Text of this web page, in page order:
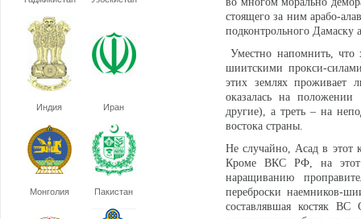
Индия Иран
Монголия Пакистан
стоящего за ним арабо-
подконтрольного Дамаску
Уместно напомнить,
шиитскими прокси-
этих землях проживает
оказалась на
другие), а треть – на
востока страны.
Не случайно, Асад в этот
Кроме ВКС РФ, на этот
наращиванию
переброски наемников-
составлявшая костяк ВС